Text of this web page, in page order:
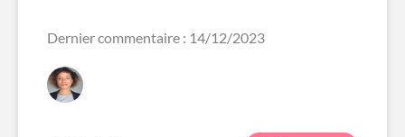
Dernier commentaire : 14/12/2023